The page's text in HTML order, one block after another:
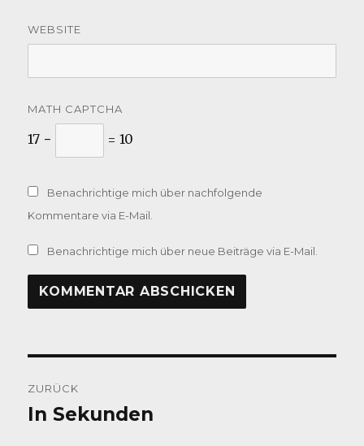
WEBSITE
MATH CAPTCHA
17 − = 10
Benachrichtige mich über nachfolgende
Kommentare via E-Mail.
Benachrichtige mich über neue Beiträge via E-Mail.
ZURÜCK
Vorheriger
In Sekunden